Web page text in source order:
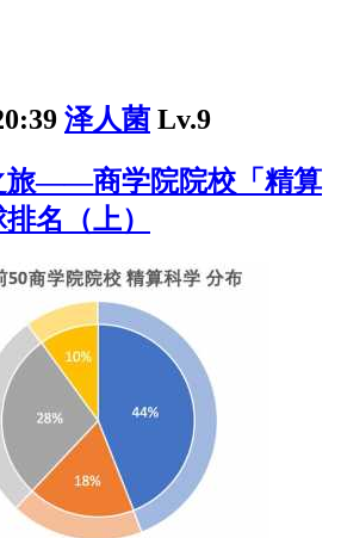
泽人菌 Lv.9
旅——商学院院校「精算
名（上）